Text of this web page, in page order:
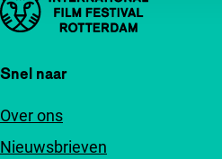
Snel naar
Over ons
Nieuwsbrieven